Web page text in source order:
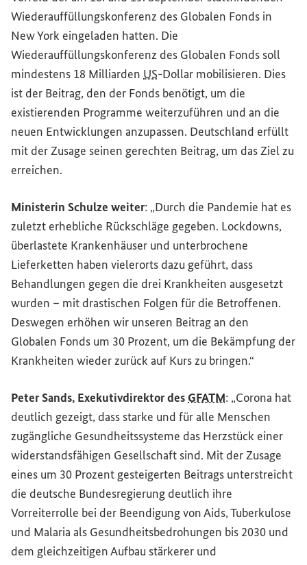
Wiederauffüllungskonferenz des Globalen Fonds in
New York eingeladen hatten. Die
Wiederauffüllungskonferenz des Globalen Fonds soll
mindestens 18 Milliarden US-Dollar mobilisieren. Dies
ist der Beitrag, den der Fonds benötigt, um die
existierenden Programme weiterzuführen und an die
neuen Entwicklungen anzupassen. Deutschland erfüllt
mit der Zusage seinen gerechten Beitrag, um das Ziel zu
erreichen.
Ministerin Schulze weiter: „Durch die Pandemie hat es
zuletzt erhebliche Rückschläge gegeben. Lockdowns,
überlastete Krankenhäuser und unterbrochene
Lieferketten haben vielerorts dazu geführt, dass
Behandlungen gegen die drei Krankheiten ausgesetzt
wurden – mit drastischen Folgen für die Betroffenen.
Deswegen erhöhen wir unseren Beitrag an den
Globalen Fonds um 30 Prozent, um die Bekämpfung der
Krankheiten wieder zurück auf Kurs zu bringen.“
Peter Sands, Exekutivdirektor des GFATM: „Corona hat
deutlich gezeigt, dass starke und für alle Menschen
zugängliche Gesundheitssysteme das Herzstück einer
widerstandsfähigen Gesellschaft sind. Mit der Zusage
eines um 30 Prozent gesteigerten Beitrags unterstreicht
die deutsche Bundesregierung deutlich ihre
Vorreiterrolle bei der Beendigung von Aids, Tuberkulose
und Malaria als Gesundheitsbedrohungen bis 2030 und
dem gleichzeitigen Aufbau stärkerer und